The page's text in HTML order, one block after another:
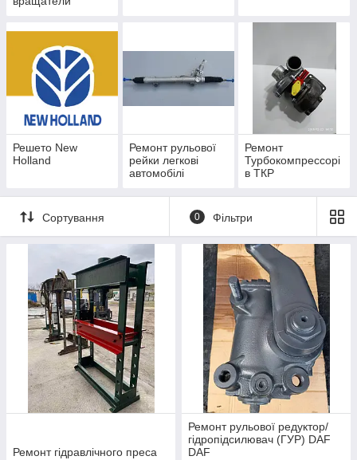
нерегульовані
Решето New
Holland
Ремонт рульової
рейки легкові
автомобілі
Ремонт
Турбокомпрессорі
в ТКР
Сортування 0 Фільтри
Ремонт гідравлічного преса
Ремонт рульової редуктор/
гідропідсилювач (ГУР) DAF
DAF